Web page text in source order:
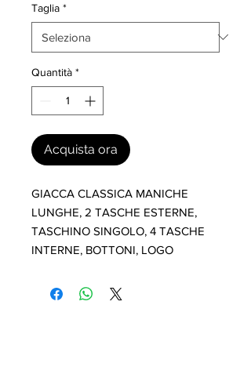
Taglia *
Quantità *
Acquista ora
GIACCA CLASSICA MANICHE
LUNGHE, 2 TASCHE ESTERNE,
TASCHINO SINGOLO, 4 TASCHE
INTERNE, BOTTONI, LOGO